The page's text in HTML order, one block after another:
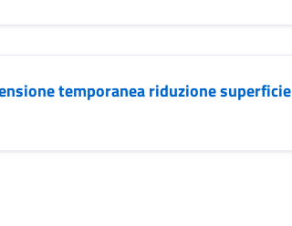
temporanea riduzione superficie